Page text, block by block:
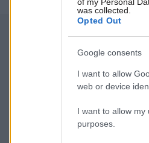
was collected.
Opted Out
Google consents
I want to allow
web or device
I want to allow
purposes.